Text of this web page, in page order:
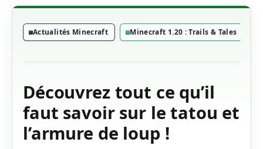
Actualités Minecraft Minecraft 1.20 : Trails & Tales
Découvrez tout ce qu’il
faut savoir sur le tatou et
l’armure de loup !